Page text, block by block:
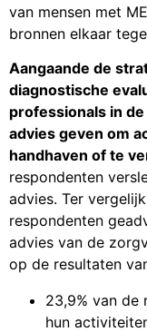
van mensen met
bronnen elkaar
Aangaande de
diagnostische
professionals in
advies geven om
handhaven of te
respondenten
advies. Ter
respondenten
advies van de
op de resultaten
23,9% van de
hun